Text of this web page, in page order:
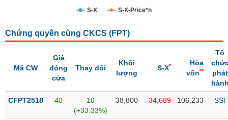
thái
cổ
Quy
thị
trường
S-X S-X-Price*n
Chứng quyền cùng CKCS (FPT)
Mã CW
Giá
đóng
cửa
Thay đổi
Khối
lượng
S-X*
Hòa
vốn**
Tổ
phát
CFPT2518 40
10
(+33.33%)
38,800 -34,689 106,233 SSI
NGÀNH